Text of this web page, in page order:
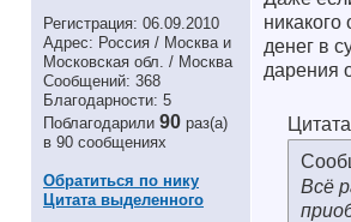
Регистрация: 06.09.2010
Адрес: Россия / Москва и
Московская обл. / Москва
Сообщений: 368
Благодарности: 5
Поблагодарили 90 раз(а)
в 90 сообщениях
Обратиться по нику
Цитата выделенного
денег в
дарения
Всё